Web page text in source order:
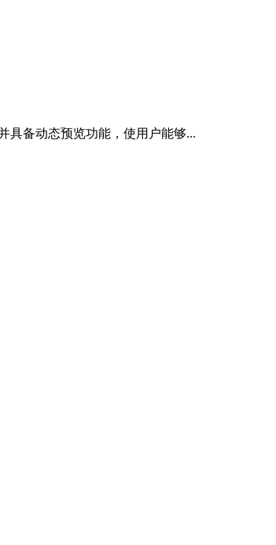
具备动态预览功能，使用户能够...